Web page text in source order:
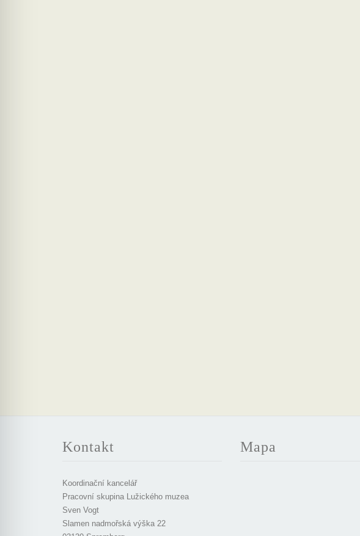
Kontakt
Koordinační kancelář
Pracovní skupina Lužického muzea
Sven Vogt
Slamen nadmořská výška 22
Mapa